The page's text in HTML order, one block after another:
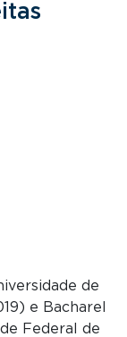
de
e Bacharel
Federal de